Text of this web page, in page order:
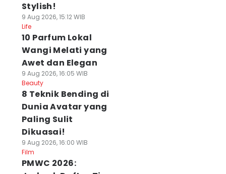
Stylish!
9 Aug 2026, 15:12 WIB
Life
10 Parfum Lokal
Wangi Melati yang
Awet dan Elegan
9 Aug 2026, 16:05 WIB
Beauty
8 Teknik Bending di
Dunia Avatar yang
Paling Sulit
Dikuasai!
9 Aug 2026, 16:00 WIB
Film
PMWC 2026: